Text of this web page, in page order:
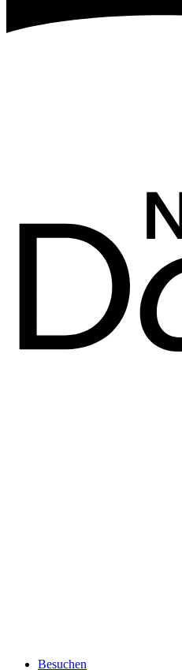
Besuchen